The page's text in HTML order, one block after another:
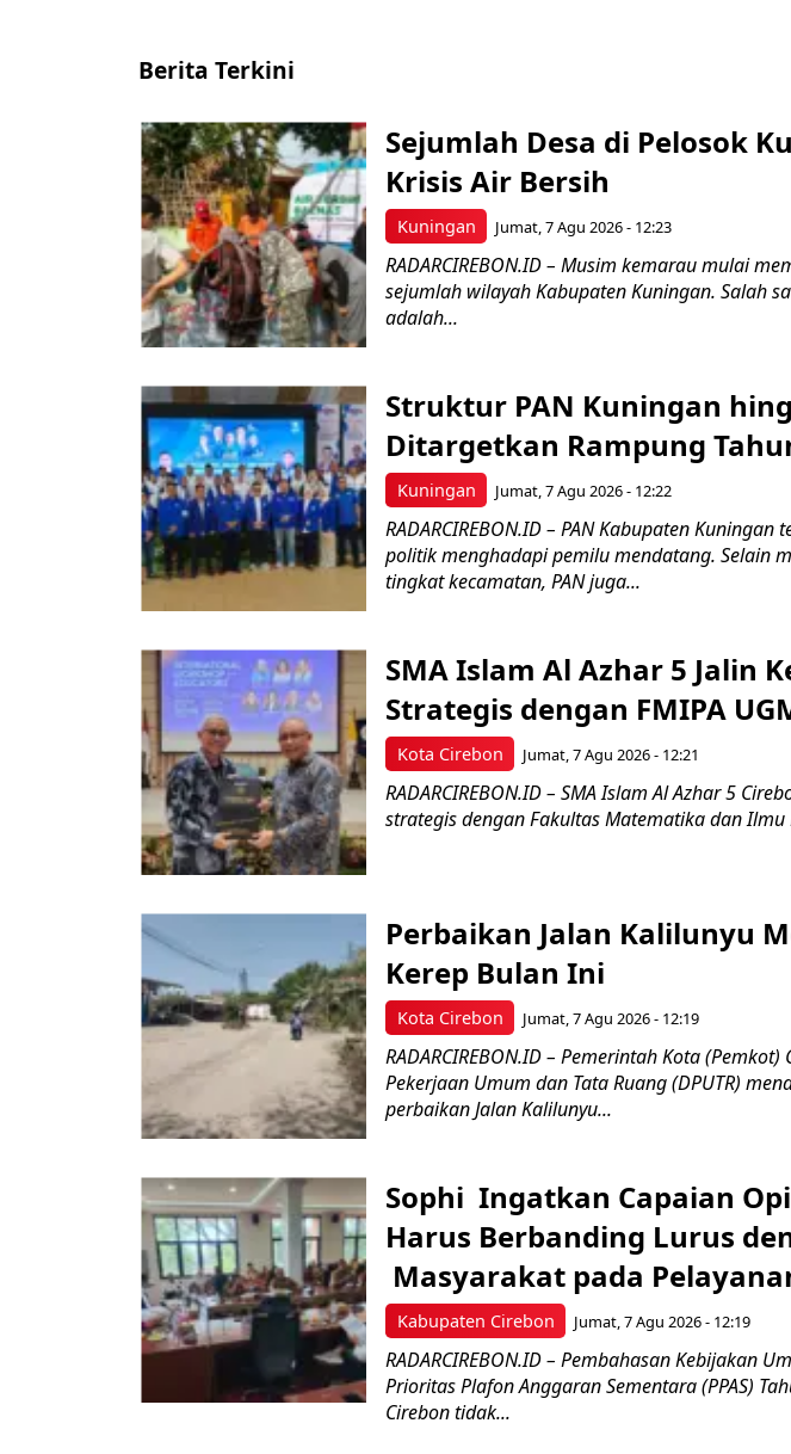
Berita Terkini
Kuningan
Sejumlah Desa di Pelosok
Krisis Air Bersih
Jumat, 7 Agu 2026 - 12:23
RADARCIREBON.ID – Musim kemarau mulai
sejumlah wilayah Kabupaten Kuningan. Salah
adalah...
Kuningan
Struktur PAN Kuningan
Ditargetkan Rampung
Jumat, 7 Agu 2026 - 12:22
RADARCIREBON.ID – PAN Kabupaten
politik menghadapi pemilu mendatang. Selain
tingkat kecamatan, PAN juga...
Kota Cirebon
SMA Islam Al Azhar 5 Jalin
Strategis dengan FMIPA
Jumat, 7 Agu 2026 - 12:21
RADARCIREBON.ID – SMA Islam Al Azhar 5
strategis dengan Fakultas Matematika dan Ilmu
Kota Cirebon
Perbaikan Jalan Kalilunyu
Kerep Bulan Ini
Jumat, 7 Agu 2026 - 12:19
RADARCIREBON.ID – Pemerintah Kota
Pekerjaan Umum dan Tata Ruang (DPUTR)
perbaikan Jalan Kalilunyu...
Kabupaten Cirebon
Sophi Ingatkan Capaian
Harus Berbanding Lurus
Masyarakat pada
Jumat, 7 Agu 2026 - 12:19
RADARCIREBON.ID – Pembahasan Kebijakan
Prioritas Plafon Anggaran Sementara (PPAS)
Cirebon tidak...